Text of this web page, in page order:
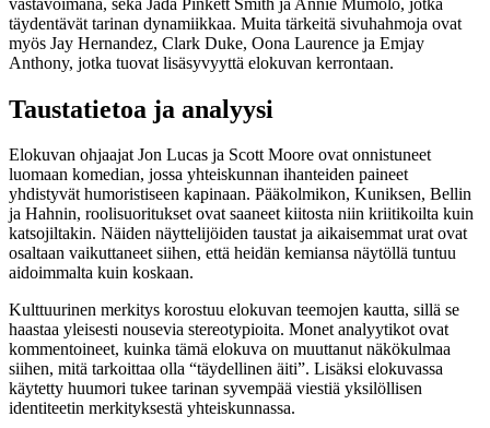
täydentävät tarinan dynamiikkaa. Muita tärkeitä sivuhahmoja ovat
myös Jay Hernandez, Clark Duke, Oona Laurence ja Emjay
Anthony, jotka tuovat lisäsyvyyttä elokuvan kerrontaan.
Taustatietoa ja analyysi
Elokuvan ohjaajat Jon Lucas ja Scott Moore ovat onnistuneet
luomaan komedian, jossa yhteiskunnan ihanteiden paineet
yhdistyvät humoristiseen kapinaan. Pääkolmikon, Kuniksen, Bellin
ja Hahnin, roolisuoritukset ovat saaneet kiitosta niin kriitikoilta kuin
katsojiltakin. Näiden näyttelijöiden taustat ja aikaisemmat urat ovat
osaltaan vaikuttaneet siihen, että heidän kemiansa näytöllä tuntuu
aidoimmalta kuin koskaan.
Kulttuurinen merkitys korostuu elokuvan teemojen kautta, sillä se
haastaa yleisesti nousevia stereotypioita. Monet analyytikot ovat
kommentoineet, kuinka tämä elokuva on muuttanut näkökulmaa
siihen, mitä tarkoittaa olla “täydellinen äiti”. Lisäksi elokuvassa
käytetty huumori tukee tarinan syvempää viestiä yksilöllisen
identiteetin merkityksestä yhteiskunnassa.